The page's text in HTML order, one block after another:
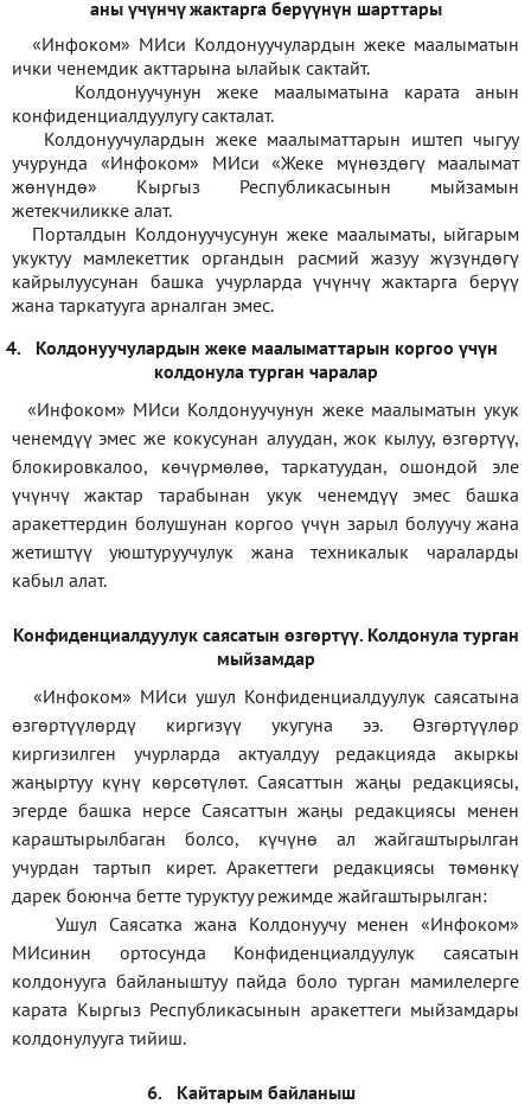
аны үчүнчү жактарга берүүнүн шарттары
«Инфоком» МИси Колдонуучулардын жеке маалыматын
ички ченемдик акттарына ылайык сактайт.
Колдонуучунун жеке маалыматына карата анын
конфиденциалдуулугу сакталат.
Колдонуучулардын жеке маалыматтарын иштеп чыгуу
учурунда «Инфоком» МИси«Жеке мүнөздөгү маалымат
жөнүндө» Кыргыз Республикасынын мыйзамын
жетекчиликке алат.
Порталдын Колдонуучусунун жеке маалыматы, ыйгарым
укуктуу мамлекеттик органдын расмий жазуу жүзүндөгү
кайрылуусунан башка учурларда үчүнчү жактарга берүү
жана таркатууга арналган эмес.
4.
Колдонуучулардын жеке маалыматтарын коргоо үчүн
колдонула турган чаралар
«Инфоком» МИси Колдонуучунун жеке маалыматын укук
ченемдүү эмес же кокусунан алуудан, жок кылуу, өзгөртүү,
блокировкалоо, көчүрмөлөө, таркатуудан, ошондой эле
үчүнчү жактар тарабынан укук ченемдүү эмес башка
аракеттердин болушунан коргоо үчүн зарыл болуучу жана
жетиштүү уюштуруучулук жана техникалык чараларды
кабыл алат.
Конфиденциалдуулук саясатын өзгөртүү. Колдонула турган
мыйзамдар
«Инфоком» МИси ушул Конфиденциалдуулук саясатына
өзгөртүүлөрдү киргизүү укугуна ээ. Өзгөртүүлөр
киргизилген учурларда актуалдуу редакцияда акыркы
жаңыртуу күнү көрсөтүлөт. Саясаттын жаңы редакциясы,
эгерде башка нерсе Саясаттын жаңы редакциясы менен
караштырылбаган болсо, күчүнө ал жайгаштырылган
учурдан тартып кирет. Аракеттеги редакциясы төмөнкү
дарек боюнча бетте туруктуу режимде жайгаштырылган:
Ушул Саясатка жана Колдонуучу менен «Инфоком»
МИсинин ортосунда Конфиденциалдуулук саясатын
колдонууга байланыштуу пайда боло турган мамилелерге
карата Кыргыз Республикасынын аракеттеги мыйзамдары
колдонулууга тийиш.
6. Кайтарым байланыш